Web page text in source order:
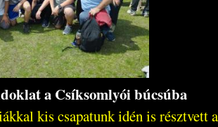
a Csíksomlyói búcsúba
kis csapatunk idén is résztvett a